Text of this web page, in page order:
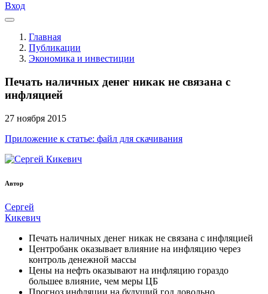
Вход
Главная
Публикации
Экономика и инвестиции
Печать наличных денег никак не связана с
инфляцией
27 ноября 2015
Приложение к статье: файл для скачивания
Автор
Сергей
Кикевич
Печать наличных денег никак не связана с инфляцией
Центробанк оказывает влияние на инфляцию через
контроль денежной массы
Цены на нефть оказывают на инфляцию гораздо
большее влияние, чем меры ЦБ
Прогноз инфляции на будущий год довольно